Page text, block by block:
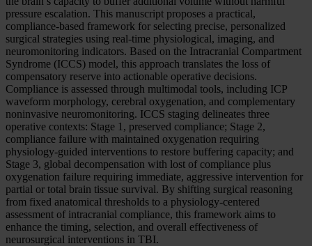
pressure escalation. This manuscript proposes a practical,
compliance-based framework for selecting precise, personalized
surgical strategies using real-time physiological, imaging, and
neuromonitoring indicators. Based on the Intracranial Compartment
Syndrome (ICCS) model, this approach translates the loss of
compensatory reserve into actionable operative decisions.
Compliance is assessed through multimodal tools, including ICP
waveform morphology, cerebral oxygenation, and complementary
noninvasive neuromonitoring. ICCS staging delineates three
operative contexts: Stage 1, preserved compliance; Stage 2,
compliance failure with maintained oxygenation requiring
physiology-guided interventions to restore buffering capacity; and
Stage 3, global decompensation with lost of compliance plus
oxygenation failure requiring immediate, aggressive intervention for
partial or total brain tissue survival. By shifting surgical reasoning
from fixed anatomical thresholds to a physiology-centered
assessment of intracranial compliance, this framework aims to
enhance the timing, selection, and overall effectiveness of
neurosurgical interventions in TBI.